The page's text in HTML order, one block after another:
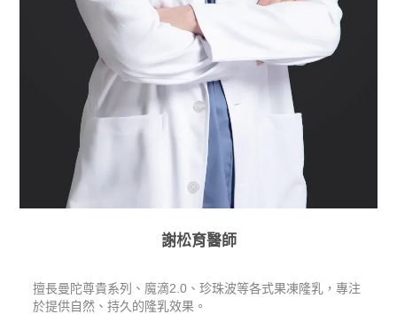
謝松育醫師
擅長曼陀尊貴系列、魔滴2.0、珍珠波等各式果凍隆乳，專注
於提供自然、持久的隆乳效果。